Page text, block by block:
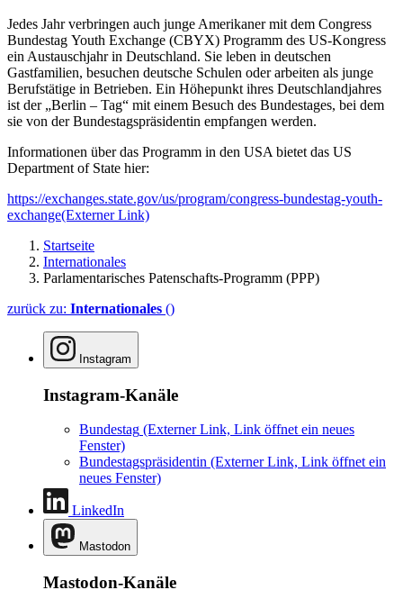
Jedes Jahr verbringen auch junge Amerikaner mit dem Congress
Bundestag Youth Exchange (CBYX) Programm des US-Kongress
ein Austauschjahr in Deutschland. Sie leben in deutschen
Gastfamilien, besuchen deutsche Schulen oder arbeiten als junge
Berufstätige in Betrieben. Ein Höhepunkt ihres Deutschlandjahres
ist der „Berlin – Tag“ mit einem Besuch des Bundestages, bei dem
sie von der Bundestagspräsidentin empfangen werden.
Informationen über das Programm in den USA bietet das US
Department of State hier:
https://exchanges.state.gov/us/program/congress-bundestag-youth-
exchange(Externer Link)
Startseite
Internationales
Parlamentarisches Patenschafts-Programm (PPP)
zurück zu: Internationales ()
Instagram
Instagram-Kanäle
Bundestag (Externer Link, Link öffnet ein neues
Fenster)
Bundestagspräsidentin (Externer Link, Link öffnet ein
neues Fenster)
LinkedIn
Mastodon
Mastodon-Kanäle